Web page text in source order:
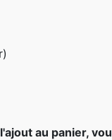
au panier,